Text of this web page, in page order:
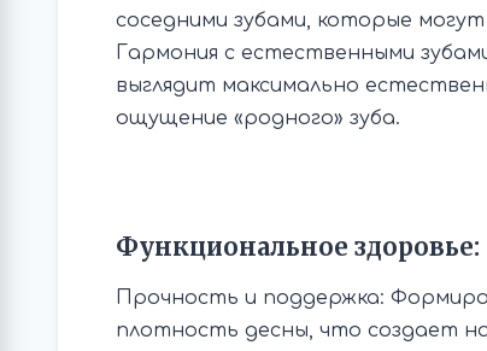
соседними зубами, которые
Гармония с естественными
выглядит максимально
ощущение «родного» зуба.
Функциональное здоровье:
Прочность и поддержка:
плотность десны, что создает